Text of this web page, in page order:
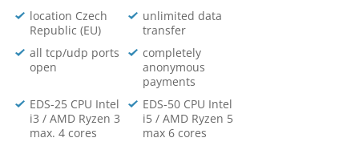
location Czech
Republic (EU)
unlimited data
transfer
all tcp/udp ports
open
completely
anonymous
payments
EDS-25 CPU Intel
i3 / AMD Ryzen 3
max. 4 cores
EDS-50 CPU Intel
i5 / AMD Ryzen 5
max 6 cores